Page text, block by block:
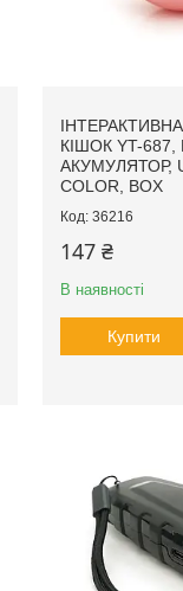
КІШОК YT-
АКУМУЛЯТОР,
COLOR, BOX
36216
147 ₴
В наявності
Купити